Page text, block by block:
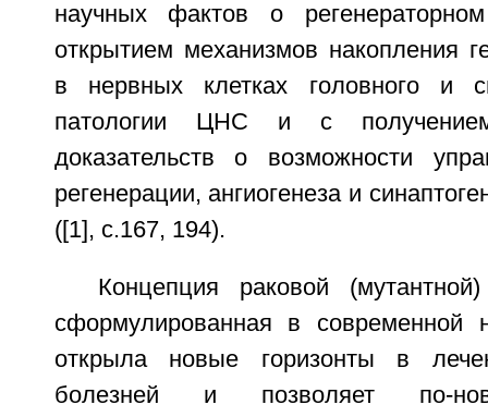
научных фактов о
открытием механизмов накопления
в нервных клетках головного и
патологии ЦНС и с
доказательств о возможности
регенерации, ангиогенеза и
([1], с.167, 194).
Концепция раковой
сформулированная в современной
открыла новые горизонты в
болезней и позволяет по-